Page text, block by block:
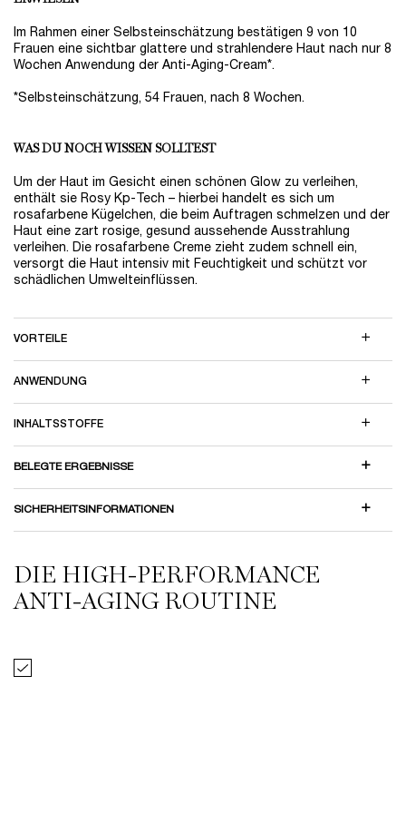
Im Rahmen einer Selbsteinschätzung bestätigen 9 von 10
Frauen eine sichtbar glattere und strahlendere Haut nach nur 8
Wochen Anwendung der Anti-Aging-Cream*.
*Selbsteinschätzung, 54 Frauen, nach 8 Wochen.
WAS DU NOCH WISSEN SOLLTEST
Um der Haut im Gesicht einen schönen Glow zu verleihen,
enthält sie Rosy Kp-Tech – hierbei handelt es sich um
rosafarbene Kügelchen, die beim Auftragen schmelzen und der
Haut eine zart rosige, gesund aussehende Ausstrahlung
verleihen. Die rosafarbene Creme zieht zudem schnell ein,
versorgt die Haut intensiv mit Feuchtigkeit und schützt vor
schädlichen Umwelteinflüssen.
VORTEILE
ANWENDUNG
INHALTSSTOFFE​
BELEGTE ERGEBNISSE
SICHERHEITSINFORMATIONEN
StoryStream
THE SKINCARE ROUTINE YOU NEED
DIE HIGH-PERFORMANCE
ANTI-AGING ROUTINE